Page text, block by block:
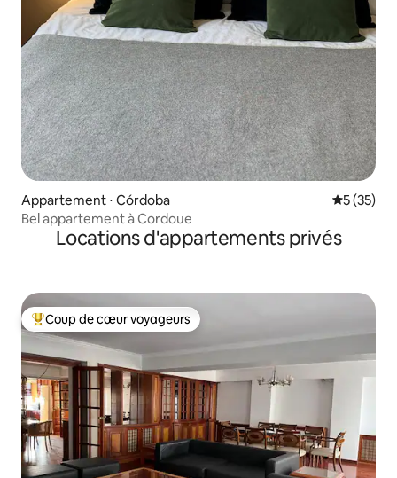
Appartement ⋅ Córdoba
5 (35)
Bel appartement à Cordoue
Locations d'appartements privés
Coups de cœur voyageurs les plus appréciés
Coup de cœur voyageurs